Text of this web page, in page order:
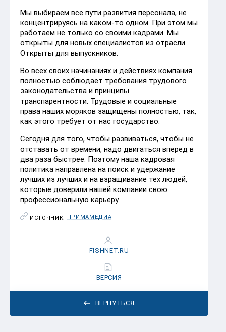
Мы выбираем все пути развития персонала, не
концентрируясь на каком-то одном. При этом мы
работаем не только со своими кадрами. Мы
открыты для новых специалистов из отрасли.
Открыты для выпускников.
Во всех своих начинаниях и действиях компания
полностью соблюдает требования трудового
законодательства и принципы
транспарентности. Трудовые и социальные
права наших моряков защищены полностью, так,
как этого требует от нас государство.
Сегодня для того, чтобы развиваться, чтобы не
отставать от времени, надо двигаться вперед в
два раза быстрее. Поэтому наша кадровая
политика направлена на поиск и удержание
лучших из лучших и на взращивание тех людей,
которые доверили нашей компании свою
профессиональную карьеру.
ИСТОЧНИК: ПРИМАМЕДИА
ВЕРНУТЬСЯ
FISHNET.RU
ВЕРСИЯ